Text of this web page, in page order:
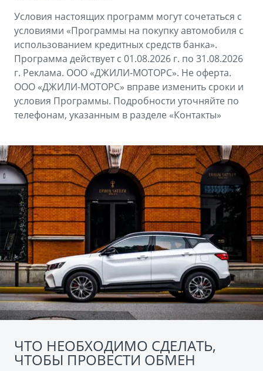
Условия настоящих программ могут сочетаться с
условиями «Программы на покупку автомобиля с
использованием кредитных средств банка».
Программа действует с 01.08.2026 г. по 31.08.2026
г. Реклама. ООО «ДЖИЛИ-МОТОРС». Не оферта.
ООО «ДЖИЛИ-МОТОРС» вправе изменить сроки и
условия Программы. Подробности уточняйте по
телефонам, указанным в разделе «Контакты»
ЧТО НЕОБХОДИМО СДЕЛАТЬ,
ЧТОБЫ ПРОВЕСТИ ОБМЕН